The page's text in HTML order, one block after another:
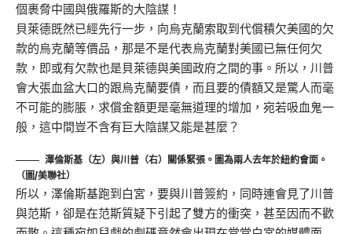
個裹脅中國與俄羅斯的大陰謀！
貝萊德既然已經先行一步，向烏克蘭索取到代償積欠美國的欠
款的烏克蘭等價品，那是不是代表烏克蘭對美國已無任何欠
款，即或有欠款也是貝萊德與美國政府之間的事。所以，川普
會大張血盆大口的跟烏克蘭要債，而且要的債額又是驚人而毫
不可能的膨脹，求償金額更是毫無道理的增加，宛若吸血鬼一
般，這中間豈不含有巨大陰謀又能是甚麼？
澤倫斯基（左）與川普（右）關係緊張。圖為兩人去年於紐約會面。
（圖/美聯社）
所以，澤倫斯基跑到白宮，要與川普簽約，同時連會見了川普
與范斯，卻是在范斯質疑下引起了雙方的衝突，甚至因而不歡